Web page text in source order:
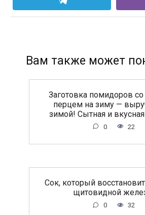
Вам также может
Заготовка помидоров
перцем на зиму —
зимой! Сытная и вкусная
0 22
Сок, который
щитовидной
0 32